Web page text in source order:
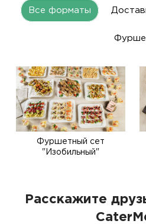
Все форматы
Фуршетный сет
"Изобильный"
Расскажите